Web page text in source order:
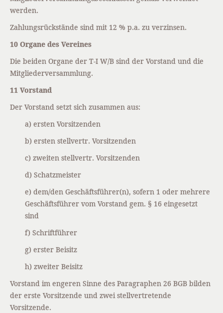
werden.
Zahlungsrückstände sind mit 12 % p.a. zu verzinsen.
10 Organe des Vereines
Die beiden Organe der T-I W/B sind der Vorstand und die
Mitgliederversammlung.
11 Vorstand
Der Vorstand setzt sich zusammen aus:
a) ersten Vorsitzenden
b) ersten stellvertr. Vorsitzenden
c) zweiten stellvertr. Vorsitzenden
d) Schatzmeister
e) dem/den Geschäftsführer(n), sofern 1 oder mehrere
Geschäftsführer vom Vorstand gem. § 16 eingesetzt
sind
f) Schriftführer
g) erster Beisitz
h) zweiter Beisitz
Vorstand im engeren Sinne des Paragraphen 26 BGB bilden
der erste Vorsitzende und zwei stellvertretende
Vorsitzende.